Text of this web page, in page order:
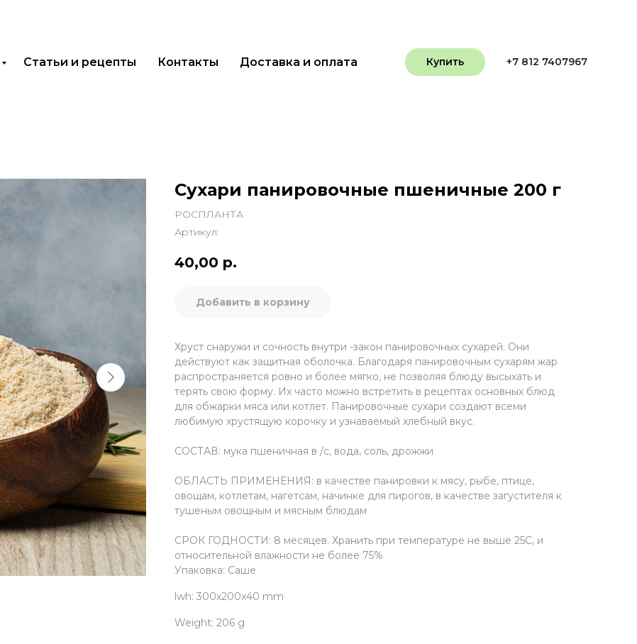
Статьи и рецепты Контакты Доставка и оплата Купить +7 812 7407967
Сухари панировочные пшеничные 200 г
РОСПЛАНТА
Артикул:
40,00 р.
Добавить в корзину
Хруст снаружи и сочность внутри -закон панировочных сухарей. Они
действуют как защитная оболочка. Благодаря панировочным сухарям жар
распространяется ровно и более мягко, не позволяя блюду высыхать и
терять свою форму. Их часто можно встретить в рецептах основных блюд
для обжарки мяса или котлет. Панировочные сухари создают всеми
любимую хрустящую корочку и узнаваемый хлебный вкус.
СОСТАВ: мука пшеничная в /с, вода, соль, дрожжи
ОБЛАСТЬ ПРИМЕНЕНИЯ: в качестве панировки к мясу, рыбе, птице,
овощам, котлетам, нагетсам, начинке для пирогов, в качестве загустителя к
тушеным овощным и мясным блюдам
СРОК ГОДНОСТИ: 8 месяцев. Хранить при температуре не выше 25С, и
относительной влажности не более 75%
Упаковка: Саше
lwh: 300x200x40 mm
Weight: 206 g